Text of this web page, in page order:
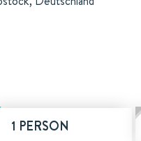
1 PERSON